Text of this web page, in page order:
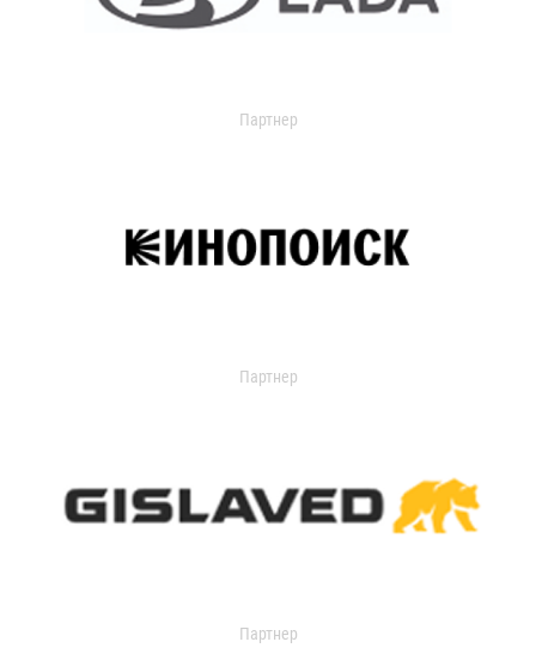
Партнер
Партнер
Партнер